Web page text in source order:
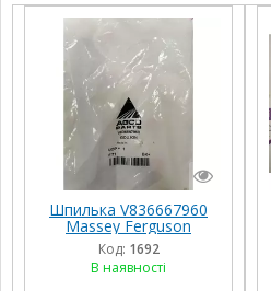
Шпилька V836667960
Massey Ferguson
Код: 1692
В наявності